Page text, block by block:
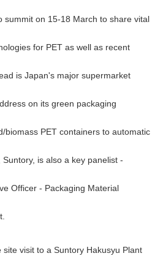
summit on 15-18 March to share vital
for PET as well as recent
is Japan's major supermarket
on its green packaging
biomass PET containers to automatic
is also a key panelist -
Officer - Packaging Material
site visit to a Suntory Hakusyu Plant